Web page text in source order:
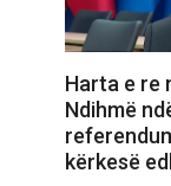
Harta e re
Ndihmë
kërkesë